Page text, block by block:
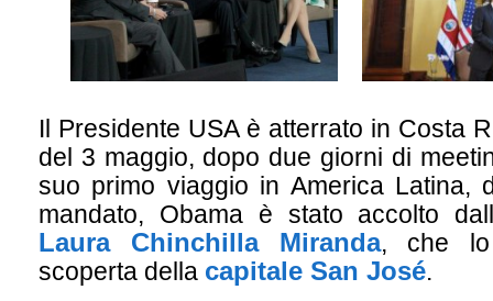
Il Presidente USA è atterrato in Costa
del 3 maggio, dopo due giorni di
suo primo viaggio in America Latina,
mandato, Obama è stato accolto
Laura Chinchilla Miranda, che lo
scoperta della capitale San José.